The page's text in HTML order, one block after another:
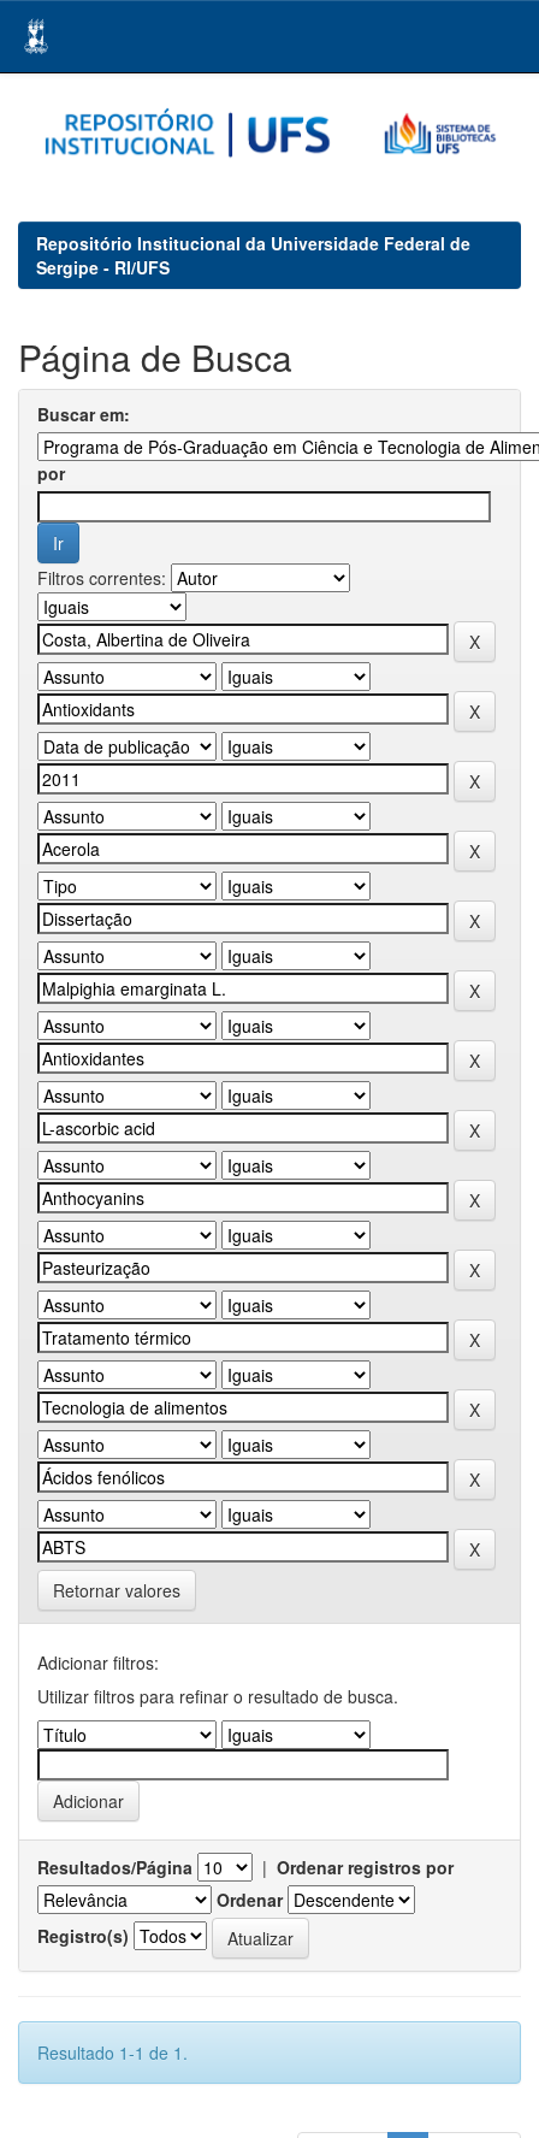
navigation
Repositório Institucional da Universidade Federal de
Sergipe - RI/UFS
Página de Busca
Buscar em:
por
Filtros correntes:
Retornar valores
Adicionar filtros:
Utilizar filtros para refinar o resultado de busca.
Resultados/Página | Ordenar registros por
Ordenar
Registro(s)
Resultado 1-1 de 1.